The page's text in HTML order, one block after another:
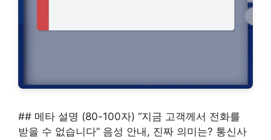
## 메타 설명 (80-100자) “지금 고객께서 전화를
받을 수 없습니다” 음성 안내, 진짜 의미는? 통신사